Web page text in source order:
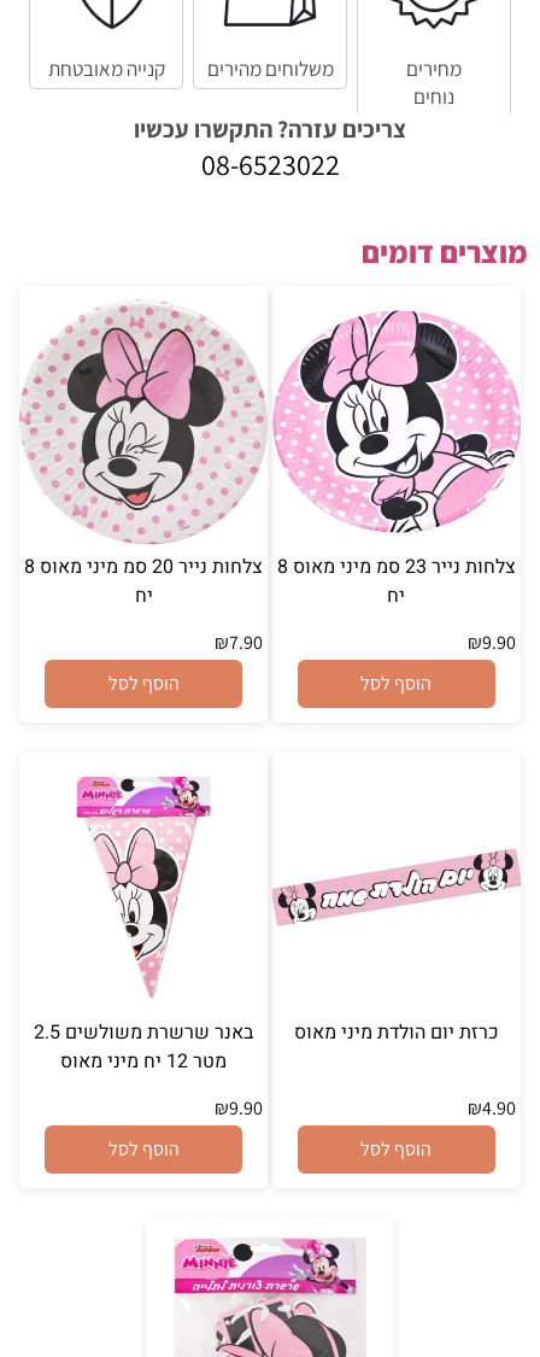
מחירים
נוחים
משלוחים מהירים קנייה מאובטחת
צריכים עזרה? התקשרו עכשיו
08-6523022
מוצרים דומים
צלחות נייר 23 סמ מיני מאוס 8
יח
₪9.90
הוסף לסל
צלחות נייר 20 סמ מיני מאוס 8
יח
₪7.90
הוסף לסל
כרזת יום הולדת מיני מאוס
₪4.90
הוסף לסל
באנר שרשרת משולשים 2.5
מטר 12 יח מיני מאוס
₪9.90
הוסף לסל